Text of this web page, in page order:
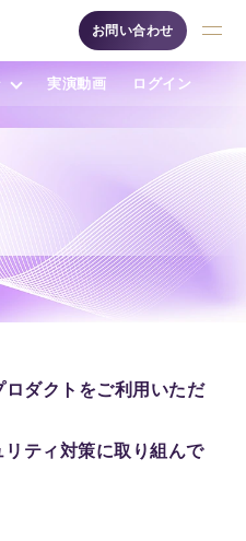
お問い合わせ
実演動画 ログイン
ダクトをご利用いただ
ティ対策に取り組んで